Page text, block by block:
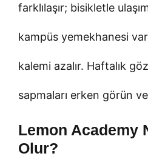
farklılaşır; bisikletle
kampüs yemekhanesi
kalemi azalır. Haftalık
sapmaları erken görün
Lemon Academy
Olur?